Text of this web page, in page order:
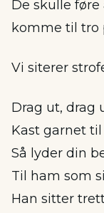
De skulle
komme til tro
Vi siterer
Drag ut, drag
Kast garnet
Så lyder din
Til ham som
Han sitter